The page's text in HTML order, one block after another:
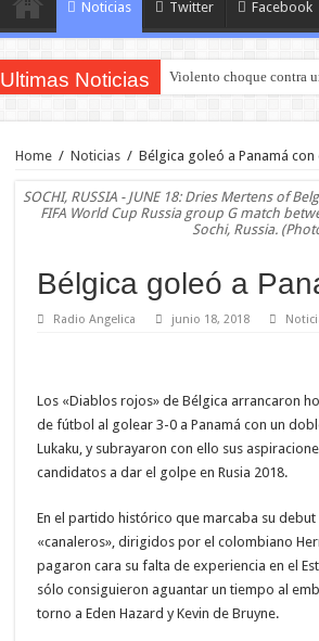
Noticias Twitter Facebook
Ultimas Noticias Violento choque contra
Home / Noticias / Bélgica goleó a Panamá
SOCHI, RUSSIA - JUNE 18: Dries Mertens of
FIFA World Cup Russia group G match
Sochi, Russia.
Bélgica goleó a
Radio Angelica junio 18, 2018
Los «Diablos rojos» de Bélgica arrancaron
de fútbol al golear 3-0 a Panamá con un
Lukaku, y subrayaron con ello sus
candidatos a dar el golpe en Rusia 2018.
En el partido histórico que marcaba su
«canaleros», dirigidos por el colombiano
pagaron cara su falta de experiencia en el
sólo consiguieron aguantar un tiempo al
torno a Eden Hazard y Kevin de Bruyne.